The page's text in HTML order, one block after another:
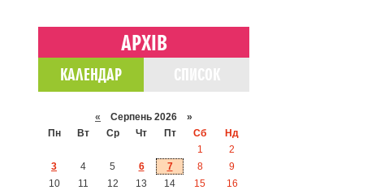
АРХІВ
КАЛЕНДАР
« Серпень 2026 »
Пн
Вт Ср Чт Пт Сб
Нд
1
2
3
4 5 6 7 8
9
10
11 12 13 14 15
16